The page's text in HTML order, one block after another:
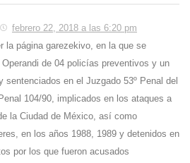
febrero 22, 2018 a las 6:20 pm
la página garezekivo, en la que se
de 04 policías preventivos y un
sentenciados en el Juzgado 53º Penal del
104/90, implicados en los ataques a
la Ciudad de México, así como
en los años 1988, 1989 y detenidos en
por los que fueron acusados